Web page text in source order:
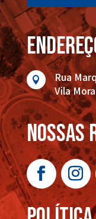

Rua
Vila
nossas